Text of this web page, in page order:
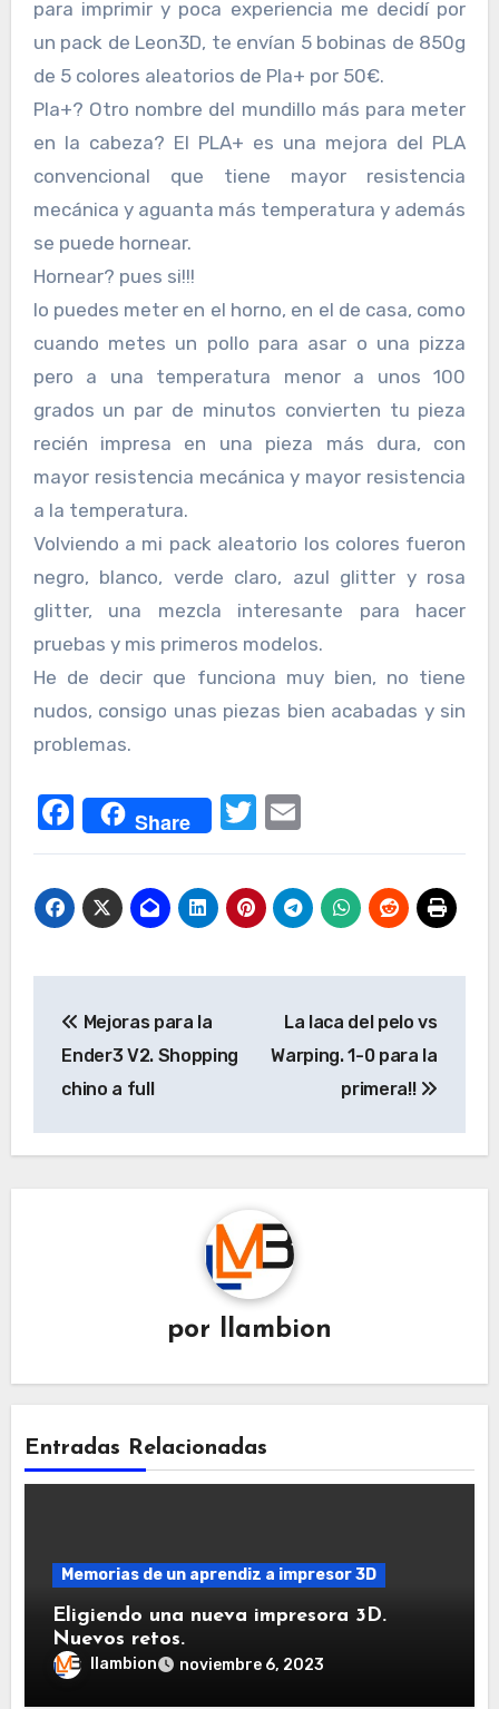
para imprimir y poca experiencia me decidí por
un pack de Leon3D, te envían 5 bobinas de 850g
de 5 colores aleatorios de Pla+ por 50€.
Pla+? Otro nombre del mundillo más para meter
en la cabeza? El PLA+ es una mejora del PLA
convencional que tiene mayor resistencia
mecánica y aguanta más temperatura y además
se puede hornear.
Hornear? pues si!!!
lo puedes meter en el horno, en el de casa, como
cuando metes un pollo para asar o una pizza
pero a una temperatura menor a unos 100
grados un par de minutos convierten tu pieza
recién impresa en una pieza más dura, con
mayor resistencia mecánica y mayor resistencia
a la temperatura.
Volviendo a mi pack aleatorio los colores fueron
negro, blanco, verde claro, azul glitter y rosa
glitter, una mezcla interesante para hacer
pruebas y mis primeros modelos.
He de decir que funciona muy bien, no tiene
nudos, consigo unas piezas bien acabadas y sin
problemas.
Facebook
Share Twitter
Email
de
entradas
Mejoras para la
Ender3 V2. Shopping
chino a full
La laca del pelo vs
Warping. 1-0 para la
primera!!
por llambion
Entradas Relacionadas
Memorias de un aprendiz a impresor 3D
Eligiendo una nueva impresora 3D.
Nuevos retos.
llambion noviembre 6, 2023